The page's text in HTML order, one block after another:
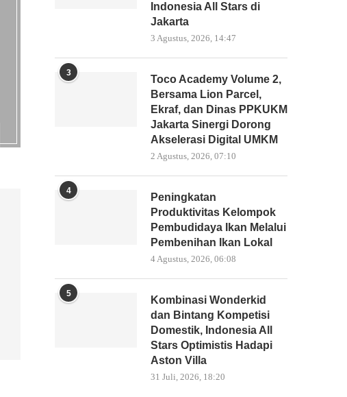
Indonesia All Stars di
Jakarta
3 Agustus, 2026, 14:47
3
Toco Academy Volume 2,
Bersama Lion Parcel,
Ekraf, dan Dinas PPKUKM
Jakarta Sinergi Dorong
Akselerasi Digital UMKM
2 Agustus, 2026, 07:10
4
Peningkatan
Produktivitas Kelompok
Pembudidaya Ikan Melalui
Pembenihan Ikan Lokal
4 Agustus, 2026, 06:08
5
Kombinasi Wonderkid
dan Bintang Kompetisi
Domestik, Indonesia All
Stars Optimistis Hadapi
Aston Villa
31 Juli, 2026, 18:20